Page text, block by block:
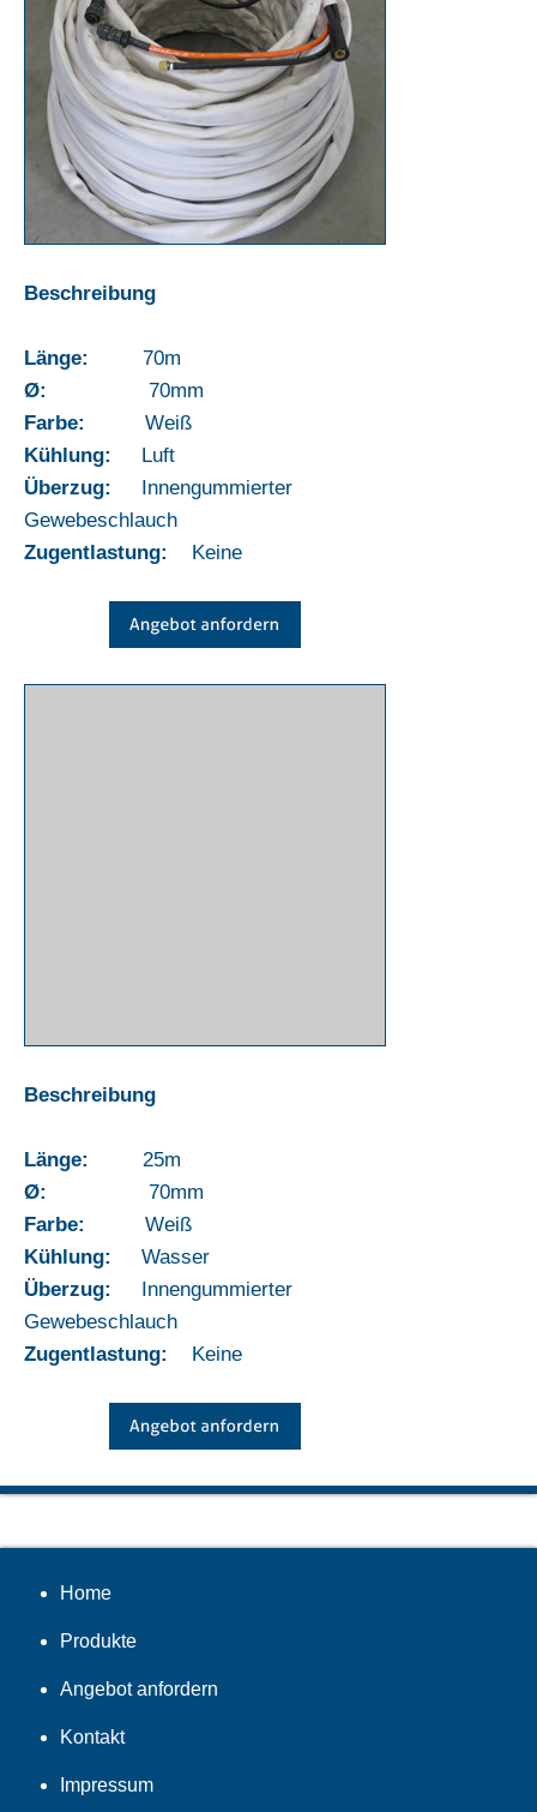
Beschreibung
Länge:
70m
Ø:
70mm
Farbe:
Weiß
Kühlung:
Luft
Überzug:
Innengummierter
Gewebeschlauch
Zugentlastung:
Keine
Beschreibung
Länge:
25m
Ø:
70mm
Farbe:
Weiß
Kühlung:
Wasser
Überzug:
Innengummierter
Gewebeschlauch
Zugentlastung:
Keine
Home
Produkte
Angebot anfordern
Kontakt
Impressum